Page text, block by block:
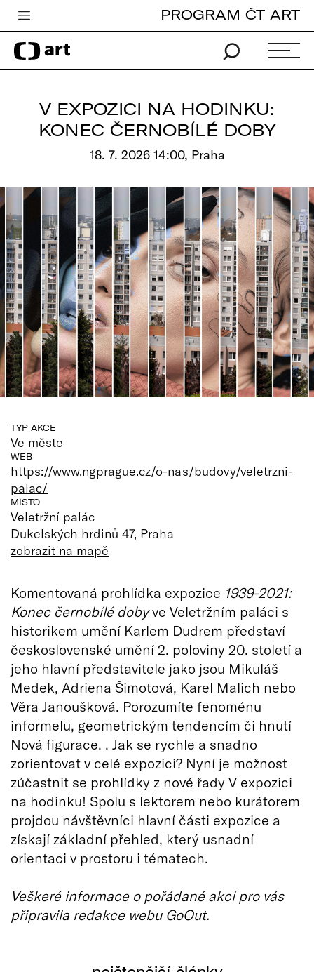
Česká televize
Zpravodajství
iVysílání
Vše o ČT
PROGRAM ČT ART
V EXPOZICI NA HODINKU:
KONEC ČERNOBÍLÉ DOBY
18. 7. 2026 14:00, Praha
TYP AKCE
Ve měste
WEB
https://www.ngprague.cz/o-nas/budovy/veletrzni-
palac/
MÍSTO
Veletržní palác
Dukelských hrdinů 47, Praha
zobrazit na mapě
Komentovaná prohlídka expozice 1939-2021:
Konec černobílé dobyve Veletržním paláci s
historikem umění Karlem Dudrem představí
československé umění 2. poloviny 20. století a
jeho hlavní představitele jako jsou Mikuláš
Medek, Adriena Šimotová, Karel Malich nebo
Věra Janoušková. Porozumíte fenoménu
informelu, geometrickým tendencím či hnutí
Nová figurace. . Jak se rychle a snadno
zorientovat v celé expozici? Nyní je možnost
zúčastnit se prohlídky z nové řady V expozici
na hodinku! Spolu s lektorem nebo kurátorem
projdou návštěvníci hlavní části expozice a
získají základní přehled, který usnadní
orientaci v prostoru i tématech.
Veškeré informace o pořádané akci pro vás
připravila redakce webu GoOut.